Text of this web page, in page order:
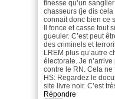
finesse qu’un
chasseurs (je dis
connait donc bien ce
Il fonce et casse tout
gueuler. C’est peut
des criminels et
LREM plus qu’autre
électorale. Je
contre le RN. Cela ne
HS: Regardez le
site livre noir. C’est
Répondre